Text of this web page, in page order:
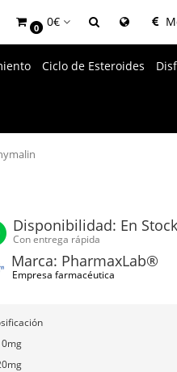
0 0€
Ciclo de Esteroides
Disponibilidad: En Stock
Con entrega rápida
Marca: PharmaxLab®
Empresa farmacéutica